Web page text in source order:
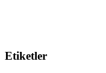
Etiketler